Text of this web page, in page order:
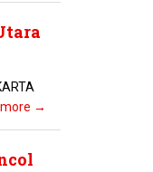
more →